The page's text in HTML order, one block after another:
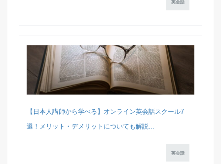
英会話
【日本人講師から学べる】オンライン英会話スクール7
選！メリット・デメリットについても解説...
英会話